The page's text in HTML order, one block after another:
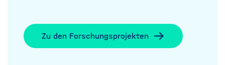
Zu den Forschungsprojekten